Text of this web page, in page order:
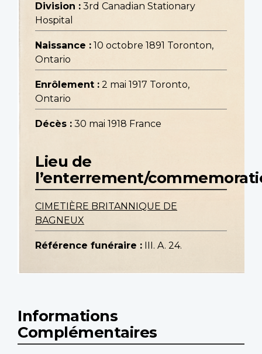
Division : 3rd Canadian Stationary
Hospital
Naissance : 10 octobre 1891 Toronton,
Ontario
Enrôlement : 2 mai 1917 Toronto,
Ontario
Décès : 30 mai 1918 France
Lieu de
l’enterrement/
CIMETIÈRE BRITANNIQUE DE
BAGNEUX
Référence funéraire : III. A. 24.
Informations
Complémentaires